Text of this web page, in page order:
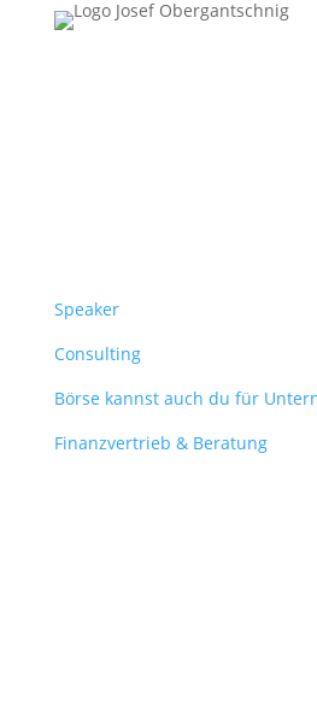
Speaker
Consulting
Börse kannst auch du für
Finanzvertrieb & Beratung